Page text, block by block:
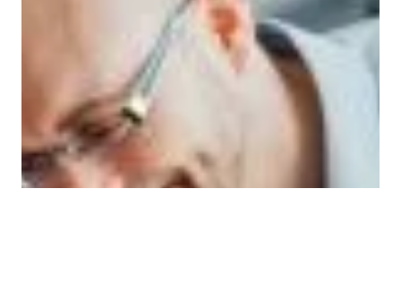
STRENGT NØDVENDIG